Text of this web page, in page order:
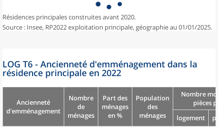
Résidences principales construites avant 2020.
Source : Insee, RP2022 exploitation principale, géographie au 01/01/2025.
LOG T6 - Ancienneté d'emménagement dans la
résidence principale en 2022
Ancienneté
d'emménagement
Nombre
de
ménages
Part des
ménages
en %
Population
des
ménages
Nombre
pièces
logement